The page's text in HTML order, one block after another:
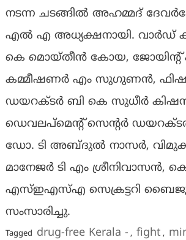
നടന്ന ചടങ്ങിൽ അഹമ്മദ്
എൽ എ അധ്യക്ഷനായി. വാർഡ്
കെ മൊയ്തീൻ കോയ,
കമ്മീഷണർ എം സുഗുണൻ,
ഡയറക്ടർ ബി കെ സുധീർ
ഡെവലപ്മെൻ്റ് സെൻ്റർ
ഡോ. ടി അബ്ദുൽ നാസർ,
മാനേജർ ടി എം ശ്രീനിവാസൻ,
എസ്ഇഎസ്എ സെക്രട്ടറി ബൈജു
സംസാരിച്ചു.
Tagged drug-free Kerala - , fight ,